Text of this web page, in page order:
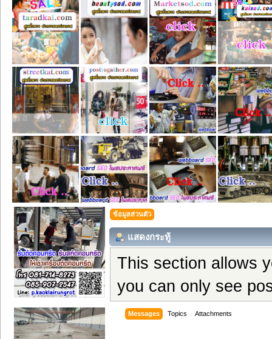
ข้อมูลส่วนตัว
แสดงกระทู้
This section allows
you can only see
Messages Topics Attachments